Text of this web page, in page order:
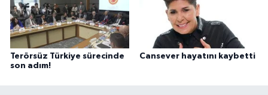
Terörsüz Türkiye sürecinde
son adım!
Cansever hayatını kaybetti